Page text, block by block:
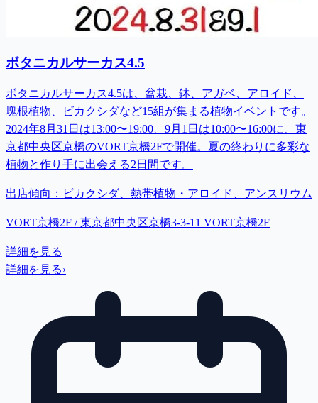
ボタニカルサーカス4.5
ボタニカルサーカス4.5は、盆栽、鉢、アガベ、アロイド、
塊根植物、ビカクシダなど15組が集まる植物イベントです。
2024年8月31日は13:00〜19:00、9月1日は10:00〜16:00に、東
京都中央区京橋のVORT京橋2Fで開催。夏の終わりに多彩な
植物と作り手に出会える2日間です。
出店傾向： ビカクシダ、熱帯植物・アロイド、アンスリウム
VORT京橋2F / 東京都中央区京橋3-3-11 VORT京橋2F
詳細を見る
詳細を見る›